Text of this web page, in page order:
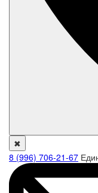
✖
8 (996) 706-21-67